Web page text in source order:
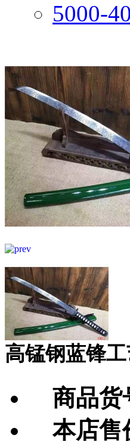
5000-
高锰钢蓝锋
商品货
本店售